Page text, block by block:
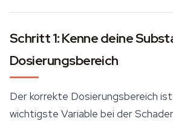
Schritt 1: Kenne deine
Dosierungsbereich
Der korrekte Dosierungsbereich
wichtigste Variable bei der